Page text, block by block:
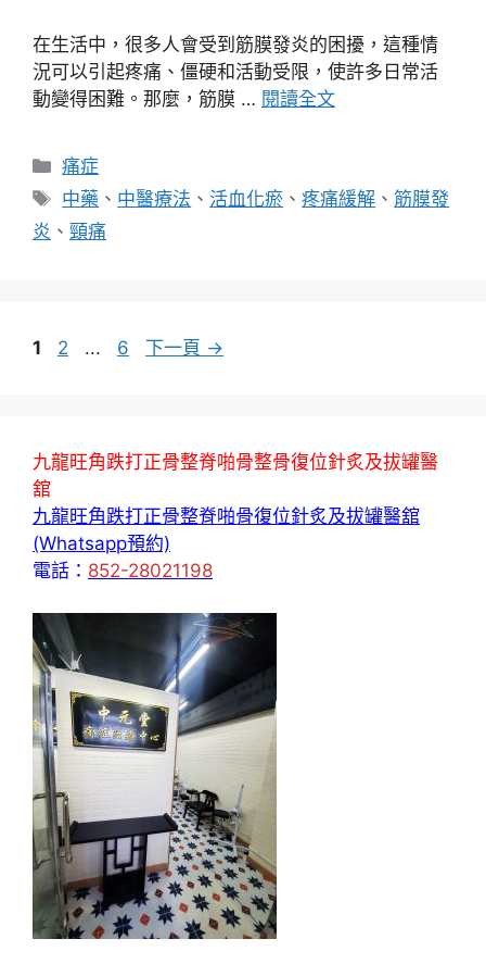
在生活中，很多人會受到筋膜發炎的困擾，這種情
況可以引起疼痛、僵硬和活動受限，使許多日常活
動變得困難。那麼，筋膜 … 閱讀全文
分
類
痛症
標
籤
中藥 、 中醫療法 、 活血化瘀 、疼痛緩解 、筋膜發
炎 、 頸痛
頁
1
頁
2 ...
頁
6 下一頁 →
九龍旺角跌打正骨整脊啪骨整骨復位針炙及拔罐醫
舘
九龍旺角跌打正骨整脊啪骨復位針炙及拔罐醫舘
(Whatsapp預約)
電話： 852-28021198